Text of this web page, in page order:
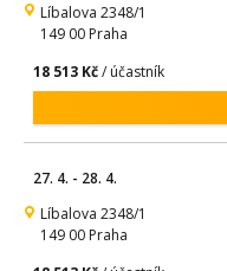
Líbalova 2348/1
149 00 Praha
18 513 Kč/ účastník
27. 4. - 28. 4.
Líbalova 2348/1
149 00 Praha